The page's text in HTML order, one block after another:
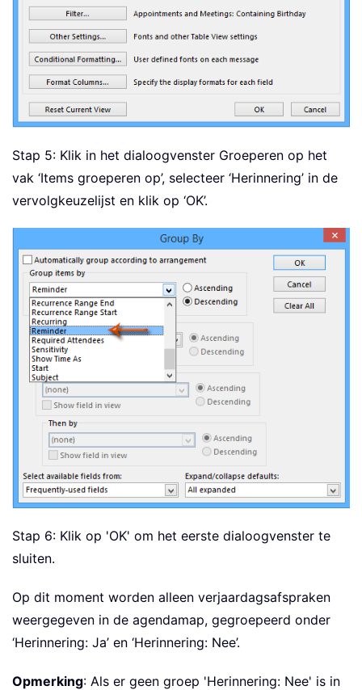
Stap 5: Klik in het dialoogvenster Groeperen op het
vak ‘Items groeperen op’, selecteer ‘Herinnering’ in de
vervolgkeuzelijst en klik op ‘OK’.
Stap 6: Klik op 'OK' om het eerste dialoogvenster te
sluiten.
Op dit moment worden alleen verjaardagsafspraken
weergegeven in de agendamap, gegroepeerd onder
‘Herinnering: Ja’ en ‘Herinnering: Nee’.
Opmerking: Als er geen groep 'Herinnering: Nee' is in